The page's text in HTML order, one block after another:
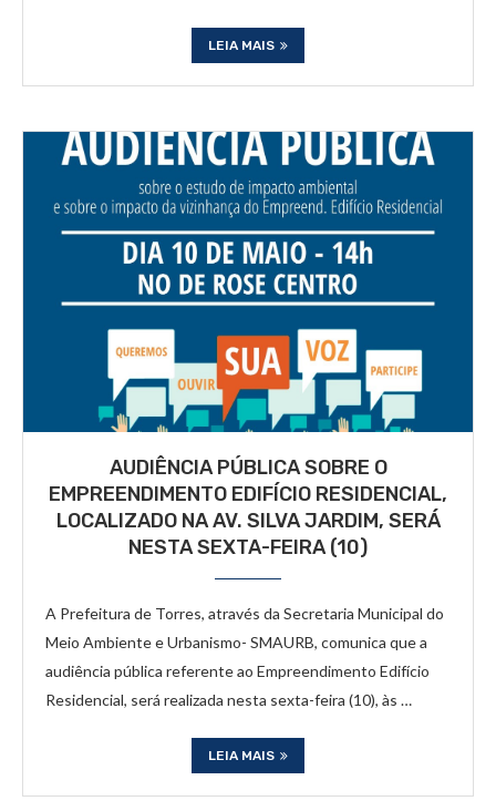
LEIA MAIS
AUDIÊNCIA PÚBLICA SOBRE O
EMPREENDIMENTO EDIFÍCIO RESIDENCIAL,
LOCALIZADO NA AV. SILVA JARDIM, SERÁ
NESTA SEXTA-FEIRA (10)
A Prefeitura de Torres, através da Secretaria Municipal do
Meio Ambiente e Urbanismo- SMAURB, comunica que a
audiência pública referente ao Empreendimento Edifício
Residencial, será realizada nesta sexta-feira (10), às …
LEIA MAIS